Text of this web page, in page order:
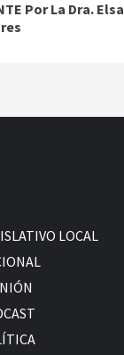
Por La Dra. Elsa
LOCAL